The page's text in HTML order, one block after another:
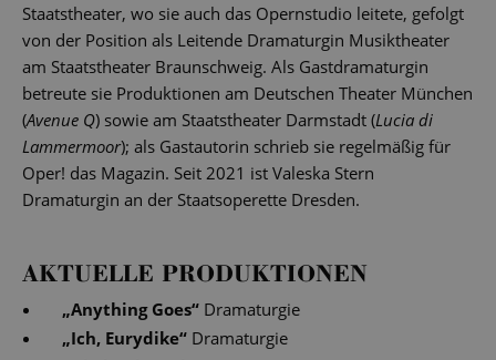
Staatstheater, wo sie auch das Opernstudio leitete, gefolgt
von der Position als Leitende Dramaturgin Musiktheater
am Staatstheater Braunschweig. Als Gastdramaturgin
betreute sie Produktionen am Deutschen Theater München
(Avenue Q) sowie am Staatstheater Darmstadt (Lucia di
Lammermoor); als Gastautorin schrieb sie regelmäßig für
Oper! das Magazin. Seit 2021 ist Valeska Stern
Dramaturgin an der Staatsoperette Dresden.
AKTUELLE PRODUKTIONEN
„Anything Goes“ Dramaturgie
„Ich, Eurydike“ Dramaturgie